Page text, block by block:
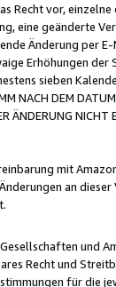
Recht vor,
eine geänderte
Änderung per
Erhöhungen
sieben
NACH DEM
ÄNDERUNG NICHT
mit
an dieser
und
Recht und
für die